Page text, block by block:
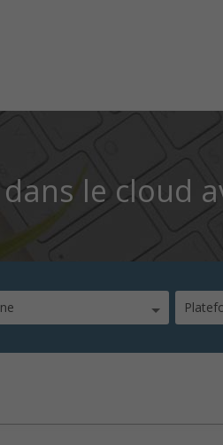
le cloud